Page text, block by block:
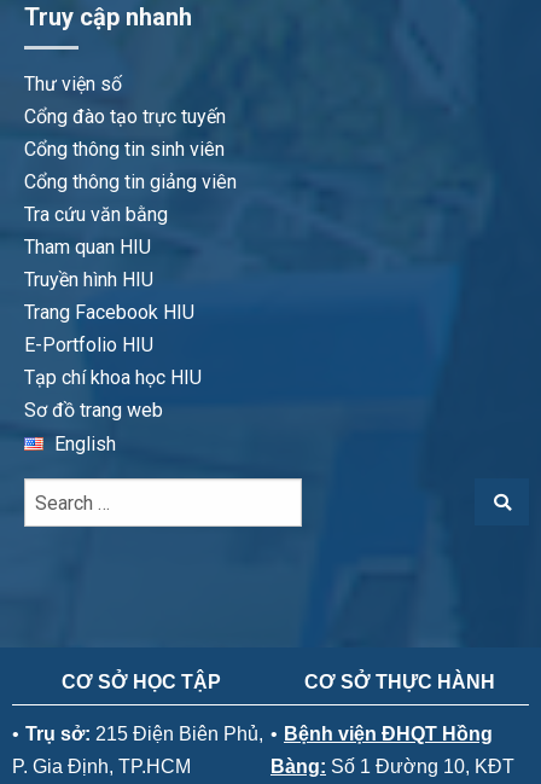
Truy cập nhanh
Thư viện số
Cổng đào tạo trực tuyến
Cổng thông tin sinh viên
Cổng thông tin giảng viên
Tra cứu văn bằng
Tham quan HIU
Truyền hình HIU
Trang Facebook HIU
E-Portfolio HIU
Tạp chí khoa học HIU
Sơ đồ trang web
English
CƠ SỞ HỌC TẬP
• Trụ sở: 215 Điện Biên Phủ,
P. Gia Định, TP.HCM
CƠ SỞ THỰC HÀNH
• Bệnh viện ĐHQT Hồng
Bàng: Số 1 Đường 10, KĐT